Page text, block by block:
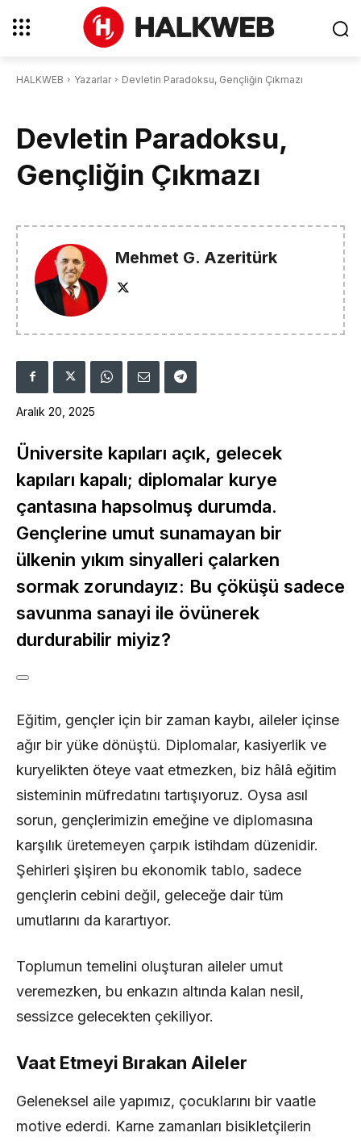
HALKWEB Yazarlar Devletin Paradoksu, Gençliğin Çıkmazı
Devletin Paradoksu,
Gençliğin Çıkmazı
Mehmet G. Azeritürk
Aralık 20, 2025
Üniversite kapıları açık, gelecek
kapıları kapalı; diplomalar kurye
çantasına hapsolmuş durumda.
Gençlerine umut sunamayan bir
ülkenin yıkım sinyalleri çalarken
sormak zorundayız: Bu çöküşü sadece
savunma sanayi ile övünerek
durdurabilir miyiz?
Eğitim, gençler için bir zaman kaybı, aileler içinse
ağır bir yüke dönüştü. Diplomalar, kasiyerlik ve
kuryelikten öteye vaat etmezken, biz hâlâ eğitim
sisteminin müfredatını tartışıyoruz. Oysa asıl
sorun, gençlerimizin emeğine ve diplomasına
karşılık üretemeyen çarpık istihdam düzenidir.
Şehirleri şişiren bu ekonomik tablo, sadece
gençlerin cebini değil, geleceğe dair tüm
umutlarını da karartıyor.
Toplumun temelini oluşturan aileler umut
veremezken, bu enkazın altında kalan nesil,
sessizce gelecekten çekiliyor.
Vaat Etmeyi Bırakan Aileler
Geleneksel aile yapımız, çocuklarını bir vaatle
motive ederdi. Karne zamanları bisikletçilerin